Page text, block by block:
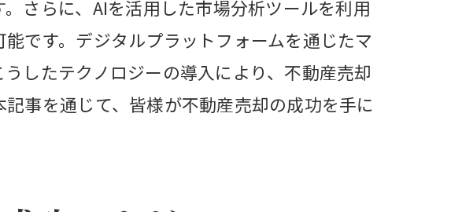
ール法
の魅力
確保
用する
法
さらに、AIを活用した市場分析ツールを利用
です。デジタルプラットフォームを通じたマ
したテクノロジーの導入により、不動産売却
事を通じて、皆様が不動産売却の成功を手に